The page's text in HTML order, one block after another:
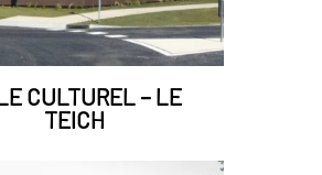
CULTUREL – LE
TEICH